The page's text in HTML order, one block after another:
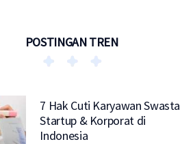
POSTINGAN TREN
7 Hak Cuti Karyawan Swasta
Startup & Korporat di
Indonesia